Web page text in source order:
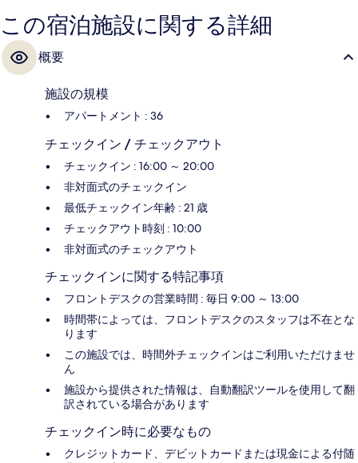
この宿泊施設に関する詳細
概要
施設の規模
アパートメント : 36
チェックイン / チェックアウト
チェックイン : 16:00 ～ 20:00
非対面式のチェックイン
最低チェックイン年齢 : 21 歳
チェックアウト時刻 : 10:00
非対面式のチェックアウト
チェックインに関する特記事項
フロントデスクの営業時間 : 毎日 9:00 ～ 13:00
時間帯によっては、フロントデスクのスタッフは不在とな
ります
この施設では、時間外チェックインはご利用いただけませ
ん
施設から提供された情報は、自動翻訳ツールを使用して翻
訳されている場合があります
チェックイン時に必要なもの
クレジットカード、デビットカードまたは現金による付随